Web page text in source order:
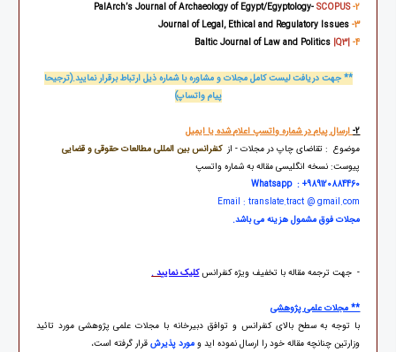
2-
PalArch’s Journal of Archaeology of Egypt
/Egyptology- SCOPUS
3-
Journal of Legal, Ethical and Regulatory Issues
4-
|
Baltic Journal of Law and Politics |Q3
** جهت دریافت لیست کامل مجلات و مشاوره با شماره ذیل ارتباط برقرار نمایید.(ترجیحا
پیام واتساپ)
2- ارسال پیام در شماره واتسپ اعلام شده یا ایمیل
موضوع : تقاضای چاپ در مجلات - از کنفرانس بین المللی مطالعات حقوقی و قضایی
پیوست: نسخه انگلیسی مقاله به شماره واتسپ
Whatsapp : +989120884460
Email : translate.tract @ gmail.com
مجلات فوق مشمول هزینه می باشد.
- جهت ترجمه مقاله با تخفیف ویژه کنفرانسکلیک نمایید .
** مجلات علمی پژوهشی
با توجه به سطح بالای کنفرانس و توافق دبیرخانه با مجلات علمی پژوهشی مورد تائید
وزارتین چنانچه مقاله خود را ارسال نموده اید و مورد پذیرشقرار گرفته است،